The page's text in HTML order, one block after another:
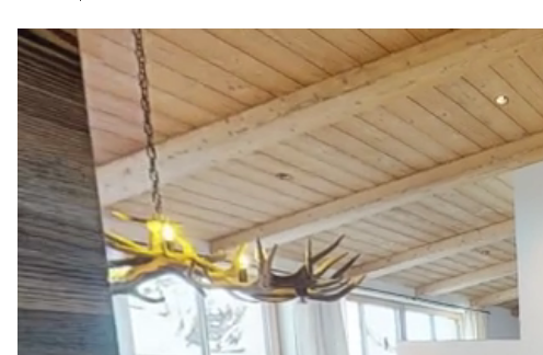
Salle de bain
Attenante
Baignoire
Douche
WC
Chambre 2